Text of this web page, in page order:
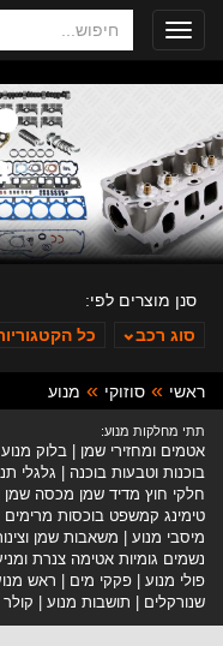
Toggle
navigation
סנן מוצרים לפי:
סוג רכב
כל
ראשי סוזוקי מנוע
תתי מחלקות מנוע:
אטמים ומחזירי שמן
בלוק
בוכנות וטבעות בוכנה
גלגלי
חלקי חוץ מדיד שמן מכסה שמן
טימינג קמשפט בוכסות מרימים
מיסבי מנוע
משאבות שמן
נשמים גומיות אטימה צנרת
פולי מנוע
פקקי מים
ראש
שנורקלים
תושבות מנוע